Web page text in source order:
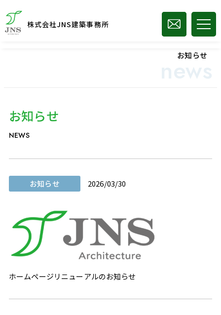
株式会社JNS建築事務所
お知らせ
news
お知らせ
NEWS
お知らせ 2026/03/30
ホームページリニューアルのお知らせ